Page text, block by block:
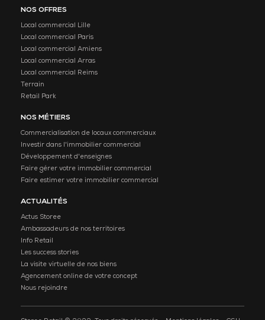
NOS OFFRES
Local commercial Lille
Local commercial Paris
Local commercial Amiens
Local commercial Arras
Local commercial Reims
Terrain
Retail Park
NOS MÉTIERS
Commercialisation de locaux commerciaux
Investir dans l'immobilier commercial
Développement d'enseignes
Faire gérer votre immobilier commercial
Faire estimer votre immobilier commercial
ACTUALITÉS
Actus Storee
Ambassadeurs de nos territoires
Info Retail
Les success stories
La visite virtuelle de nos biens
Agencement online de votre concept
Nous rejoindre